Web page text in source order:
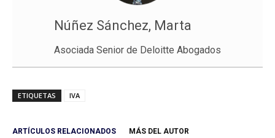
Núñez Sánchez, Marta
Asociada Senior de Deloitte Abogados
ETIQUETAS IVA
ARTÍCULOS RELACIONADOS MÁS DEL AUTOR